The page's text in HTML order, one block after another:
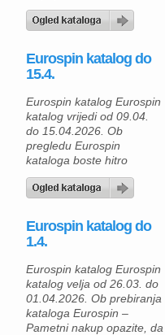
svežih obrokov po
dostopnih cenah. Če
lahko začnete z osnovnimi
sestavinami – paradižnik v
grozdu je na voljo za 2,29
€/kg, kar je odlična izbira
za solate ali kot priloga k
jedem z žara. […]
Eurospin katalog do
15.4.
Eurospin katalog Eurospin
katalog vrijedi od 09.04.
do 15.04.2026. Ob
pregledu Eurospin
kataloga boste hitro
ugotovili, da lahko z
večjimi pakiranji prihranite
zalogo za vsakodnevno
uporabo. Ponudba velja
od 9. do 15. aprila 2026,
zato je to odlična
priložnost za pameten
nakup. Za osnovo številnih
jedi lahko izberete
peresnike (1,5 […]
Eurospin katalog do
1.4.
Eurospin katalog Eurospin
katalog velja od 26.03. do
01.04.2026. Ob prebiranja
kataloga Eurospin –
Pametni nakup opazite, da